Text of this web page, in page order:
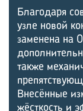
Благодаря
узле новой
заменена на
также
Внесённые
жёсткость и